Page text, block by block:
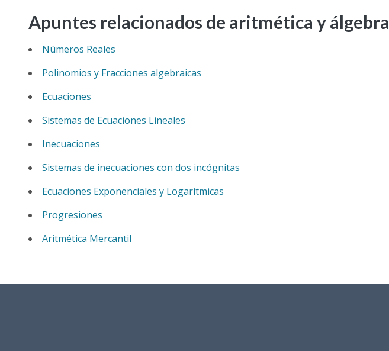
Apuntes relacionados de aritmética y álgebra
Números Reales
Polinomios y Fracciones algebraicas
Ecuaciones
Sistemas de Ecuaciones Lineales
Inecuaciones
Sistemas de inecuaciones con dos incógnitas
Ecuaciones Exponenciales y Logarítmicas
Progresiones
Aritmética Mercantil